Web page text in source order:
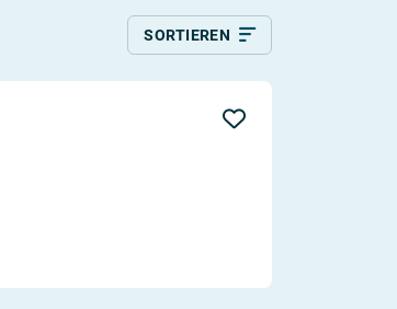
Deutschland
SORTIEREN